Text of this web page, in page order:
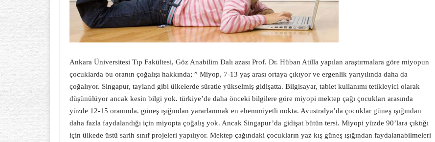
Ankara Üniversitesi Tıp Fakültesi, Göz Anabilim Dalı azası Prof. Dr. Hüban Atilla yapılan araştırmalara göre miyopun
çocuklarda bu oranın çoğalışı hakkında; ” Miyop, 7-13 yaş arası ortaya çıkıyor ve ergenlik yarıyılında daha da
çoğalıyor. Singapur, tayland gibi ülkelerde süratle yükselmiş gidişatta. Bilgisayar, tablet kullanımı tetikleyici olarak
düşünülüyor ancak kesin bilgi yok. türkiye’de daha önceki bilgilere göre miyopi mektep çağı çocukları arasında
yüzde 12-15 oranında. güneş ışığından yararlanmak en ehemmiyetli nokta. Avustralya’da çocuklar güneş ışığından
daha fazla faydalandığı için miyopta çoğalış yok. Ancak Singapur’da gidişat bütün tersi. Miyopi yüzde 90’lara çıktığı
için ülkede üstü sarih sınıf projeleri yapılıyor. Mektep çağındaki çocukların yaz kış güneş ışığından faydalanabilmeleri